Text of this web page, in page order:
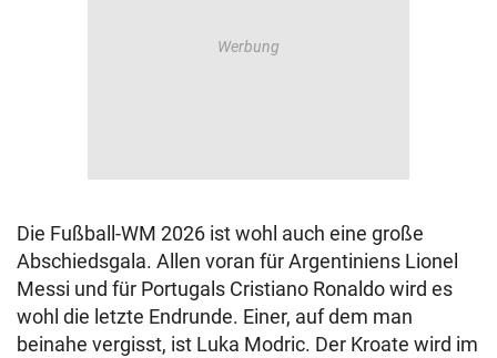
Die Fußball-WM 2026 ist wohl auch eine große
Abschiedsgala. Allen voran für Argentiniens Lionel
Messi und für Portugals Cristiano Ronaldo wird es
wohl die letzte Endrunde. Einer, auf dem man
beinahe vergisst, ist Luka Modric. Der Kroate wird im